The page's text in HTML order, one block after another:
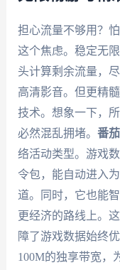
担心流量不够用？
这个焦虑。稳定无
头计算剩余流量，
高清影音。但更精
技术。想象一下，
必然混乱拥堵。 番
络活动类型。游戏
令包，能自动进入
道。同时，它也能
更经济的路线上。
障了游戏数据始终
100M的独享带宽，